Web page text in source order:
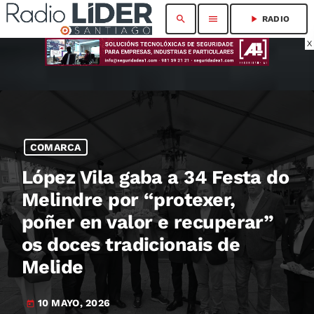
X
search menu play_arrow RADIO
COMARCA
López Vila gaba a 34 Festa do
Melindre por “protexer,
poñer en valor e recuperar”
os doces tradicionais de
Melide
today 10 MAYO, 2026